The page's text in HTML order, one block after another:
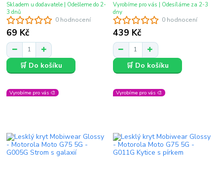
0 hodnocení
69 Kč
Skladem u dodavatele | Odešleme do 2-
3 dnů
🛒 Do košíku
0 hodnocení
439 Kč
Vyrobíme pro vás | Odesíláme za 2-3
dny
🛒 Do košíku
Vyrobíme pro vás 🎨 Vyrobíme pro vás 🎨